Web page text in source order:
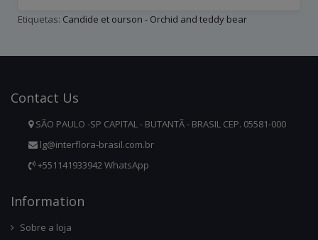
Etiquetas: Candide et ourson - Orchid and teddy bear
Contact Us
SÃO PAULO -SP CAPITAL - BUTANTÃ - BRASIL CEP. 05581-000
lg@interflora-brasil.com.br
+551141933942 WhatsApp
InforMation
Sobre a loja